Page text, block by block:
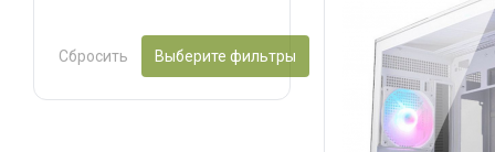
Сбросить Выберите фильтры